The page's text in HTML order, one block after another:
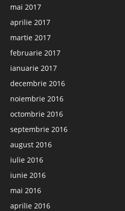
mai 2017
aprilie 2017
martie 2017
februarie 2017
ianuarie 2017
decembrie 2016
noiembrie 2016
octombrie 2016
septembrie 2016
august 2016
iulie 2016
iunie 2016
mai 2016
aprilie 2016